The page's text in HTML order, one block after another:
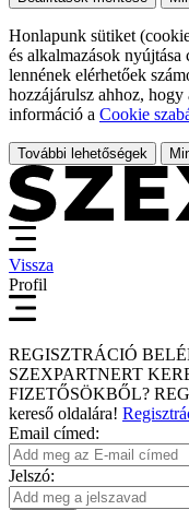
Honlapunk sütiket
és alkalmazások
lennének elérhetőek
hozzájárulsz ahhoz,
információ a Cookie
További lehetőségek
Vissza
Profil
REGISZTRÁCIÓ
SZEXPARTNERT
FIZETŐSÖKBŐL?
kereső oldalára!
Email címed:
Jelszó: